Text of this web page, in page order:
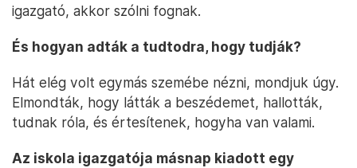
igazgató, akkor szólni fognak.
És hogyan adták a tudtodra, hogy tudják?
Hát elég volt egymás szemébe nézni, mondjuk úgy.
Elmondták, hogy látták a beszédemet, hallották,
tudnak róla, és értesítenek, hogyha van valami.
Az iskola igazgatója másnap kiadott egy